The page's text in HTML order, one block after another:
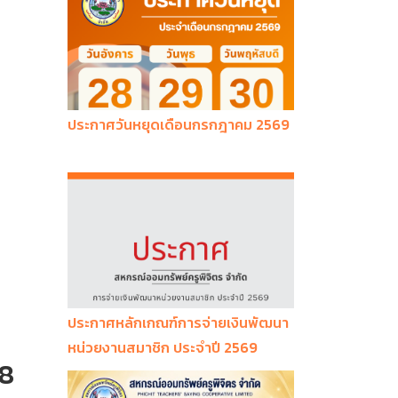
ประกาศวันหยุดเดือนกรกฎาคม 2569
ประกาศหลักเกณฑ์การจ่ายเงินพัฒนา
หน่วยงานสมาชิก ประจำปี 2569